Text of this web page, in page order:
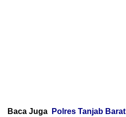
Baca Juga
Polres Tanjab